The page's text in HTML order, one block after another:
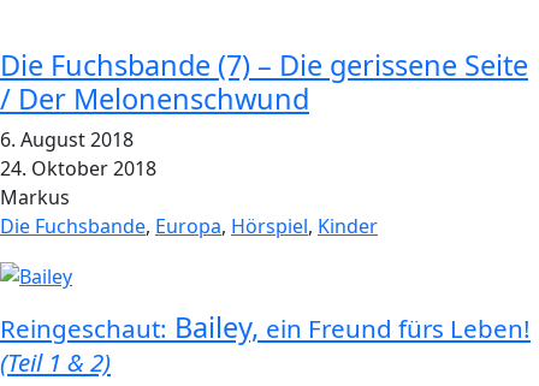
Die Fuchsbande (7) – Die gerissene Seite
/ Der Melonenschwund
6. August 2018
24. Oktober 2018
Markus
Die Fuchsbande, Europa, Hörspiel, Kinder
Reingeschaut: Bailey, ein Freund fürs Leben!
(Teil 1 & 2)